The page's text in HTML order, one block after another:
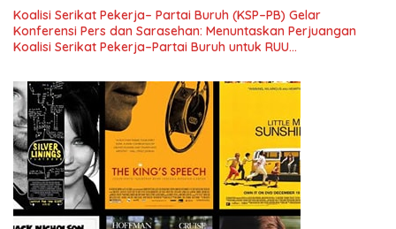
Koalisi Serikat Pekerja– Partai Buruh (KSP–PB) Gelar
Konferensi Pers dan Sarasehan: Menuntaskan Perjuangan
Koalisi Serikat Pekerja–Partai Buruh untuk RUU